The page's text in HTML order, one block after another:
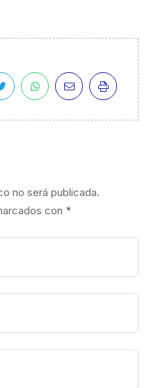
no será publicada.
con *